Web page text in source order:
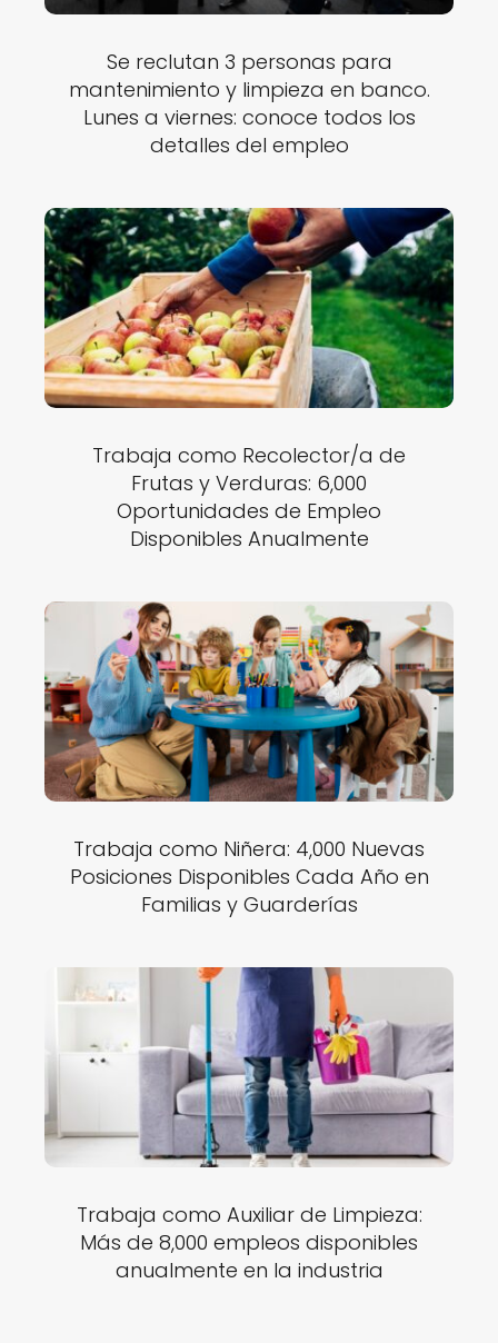
Se reclutan 3 personas para
mantenimiento y limpieza en banco.
Lunes a viernes: conoce todos los
detalles del empleo
Trabaja como Recolector/a de
Frutas y Verduras: 6,000
Oportunidades de Empleo
Disponibles Anualmente
Trabaja como Niñera: 4,000 Nuevas
Posiciones Disponibles Cada Año en
Familias y Guarderías
Trabaja como Auxiliar de Limpieza:
Más de 8,000 empleos disponibles
anualmente en la industria